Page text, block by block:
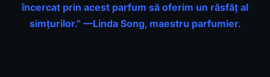
încercat prin acest parfum să oferim un răsfăț al
simțurilor.” —Linda Song, maestru parfumier.